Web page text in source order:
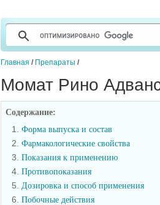
Главная / Препараты /
Момат Рино
Содержание:
1. Форма выпуска и состав
2. Фармакологические свойства
3. Показания к применению
4. Противопоказания
5. Дозировка и способ применения
6. Побочные действия